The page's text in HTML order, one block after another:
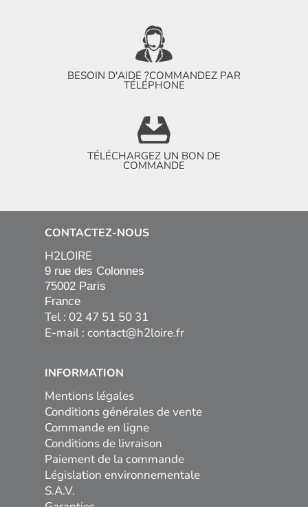
BESOIN D'AIDE ?COMMANDEZ PAR
TÉLÉPHONE
TÉLÉCHARGEZ UN BON DE
COMMANDE
CONTACTEZ-NOUS
H2LOIRE
9 rue des Colonnes
75002 Paris
France
Tel : 02 47 51 50 31
E-mail : contact@h2loire.fr
INFORMATION
Mentions légales
Conditions générales de vente
Commande en ligne
Conditions de livraison
Paiement de la commande
Législation environnementale
S.A.V.